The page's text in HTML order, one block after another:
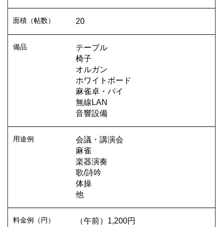
20
テーブル
椅子
オルガン
ホワイトボード
麻雀卓・パイ
無線LAN
音響設備
会議・講演会
麻雀
楽器演奏
歌/詩吟
体操
他
（午前）1,200円